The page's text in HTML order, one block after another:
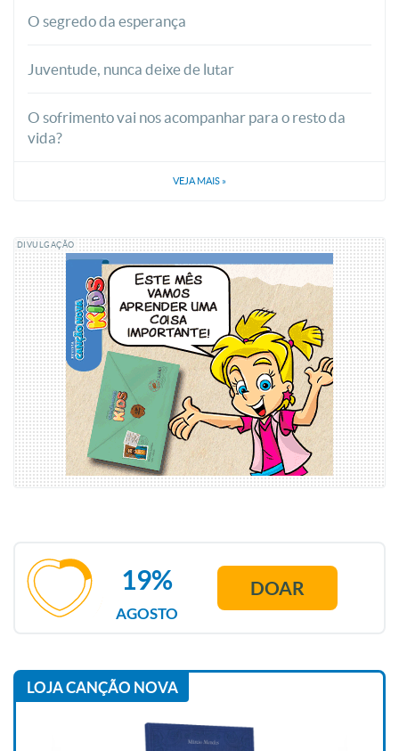
O segredo da esperança
Juventude, nunca deixe de lutar
O sofrimento vai nos acompanhar para o resto da
vida?
VEJA MAIS »
DIVULGAÇÃO
AGOSTO
19% DOAR
LOJA CANÇÃO NOVA